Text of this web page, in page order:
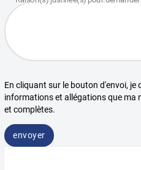
En cliquant sur le bouton d'envoi, je
informations et allégations que
et complètes.
envoyer